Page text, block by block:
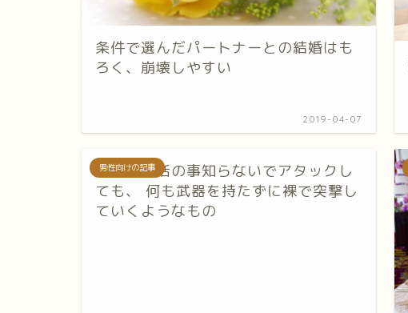
条件で選んだパートナーとの結婚はも
ろく、崩壊しやすい
2019-04-07
男性向けの記事
恋愛や婚活の事知らないでアタックし
ても、 何も武器を持たずに裸で突撃し
ていくようなもの